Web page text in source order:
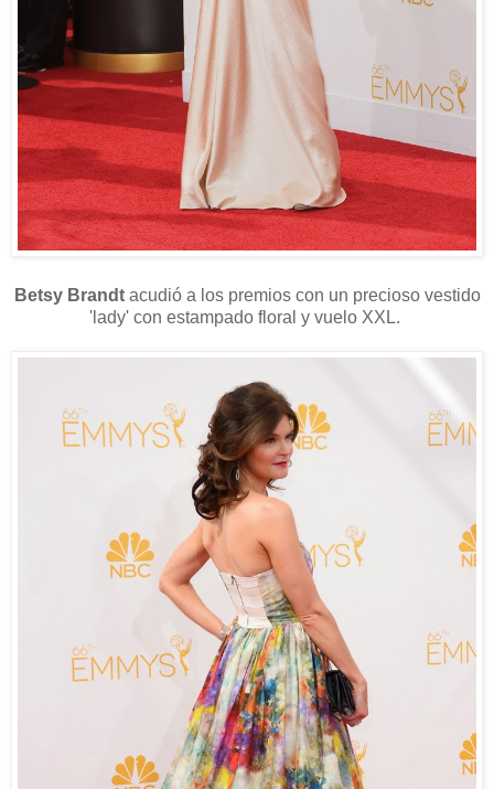
Betsy Brandtacudió a los premios con un precioso vestido
'lady' con estampado floral y vuelo XXL.